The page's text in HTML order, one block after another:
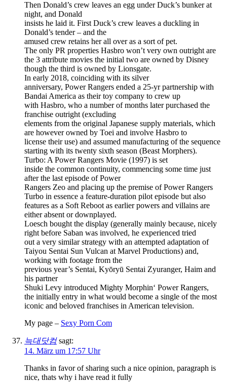
Then Donald’s crew leaves an egg under Duck’s bunker at
night, and Donald
insists he laid it. First Duck’s crew leaves a duckling in
Donald’s tender – and the
amused crew retains her all over as a sort of pet.
The only PR properties Hasbro won’t very own outright are
the 3 attribute movies the initial two are owned by Disney
though the third is owned by Lionsgate.
In early 2018, coinciding with its silver
anniversary, Power Rangers ended a 25-yr partnership with
Bandai America as their toy company to crew up
with Hasbro, who a number of months later purchased the
franchise outright (excluding
elements from the original Japanese supply materials, which
are however owned by Toei and involve Hasbro to
license their use) and assumed manufacturing of the sequence
starting with its twenty sixth season (Beast Morphers).
Turbo: A Power Rangers Movie (1997) is set
inside the common continuity, commencing some time just
after the last episode of Power
Rangers Zeo and placing up the premise of Power Rangers
Turbo in essence a feature-duration pilot episode but also
features as a Soft Reboot as earlier powers and villains are
either absent or downplayed.
Loesch bought the display (generally mainly because, nicely
right before Saban was involved, he experienced tried
out a very similar strategy with an attempted adaptation of
Taiyou Sentai Sun Vulcan at Marvel Productions) and,
working with footage from the
previous year’s Sentai, Kyōryū Sentai Zyuranger, Haim and
his partner
Shuki Levy introduced Mighty Morphin‘ Power Rangers,
the initially entry in what would become a single of the most
iconic and beloved franchises in American television.
My page – Sexy Porn Com
늑대닷컴 sagt:
14. März um 17:57 Uhr
Thanks in favor of sharing such a nice opinion, paragraph is
nice, thats why i have read it fully